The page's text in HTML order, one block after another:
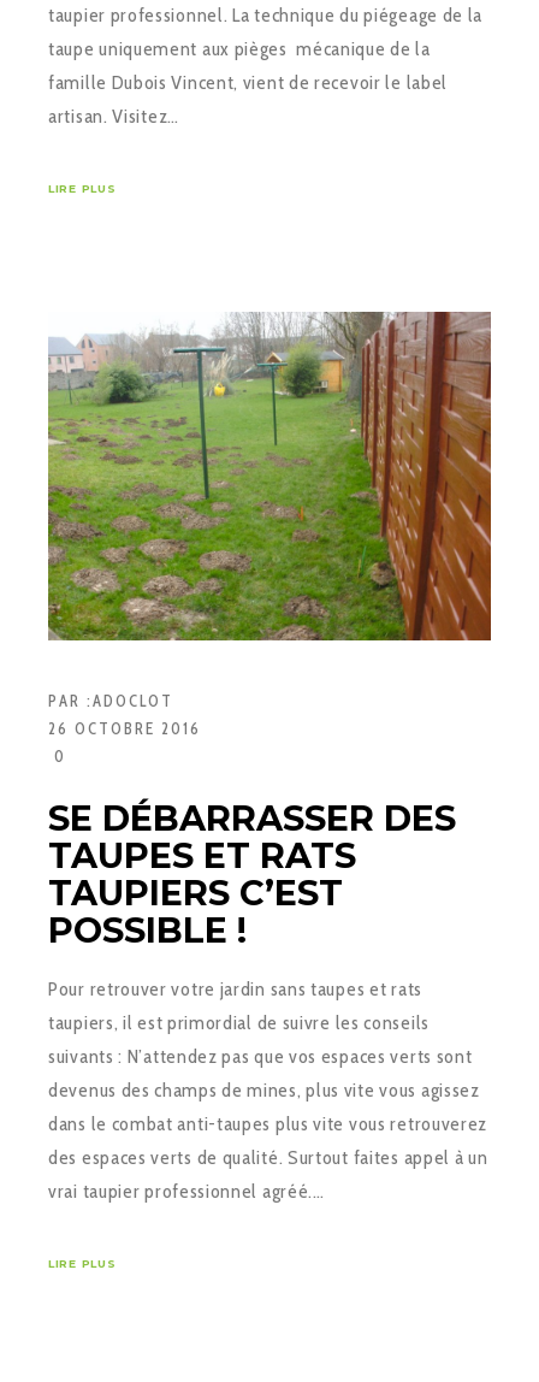
taupier professionnel. La technique du piégeage de la
taupe uniquement aux pièges mécanique de la
famille Dubois Vincent, vient de recevoir le label
artisan. Visitez…
LIRE PLUS
PAR :ADOCLOT
26 OCTOBRE 2016
0
SE DÉBARRASSER DES
TAUPES ET RATS
TAUPIERS C’EST
POSSIBLE !
Pour retrouver votre jardin sans taupes et rats
taupiers, il est primordial de suivre les conseils
suivants : N’attendez pas que vos espaces verts sont
devenus des champs de mines, plus vite vous agissez
dans le combat anti-taupes plus vite vous retrouverez
des espaces verts de qualité. Surtout faites appel à un
vrai taupier professionnel agréé.…
LIRE PLUS